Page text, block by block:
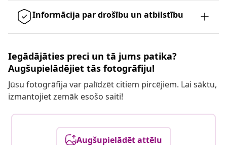
Informācija par drošību un atbilstību
Iegādājāties preci un tā jums patika?
Augšupielādējiet tās fotogrāfiju!
Jūsu fotogrāfija var palīdzēt citiem pircējiem. Lai sāktu,
izmantojiet zemāk esošo saiti!
Augšupielādēt attēlu